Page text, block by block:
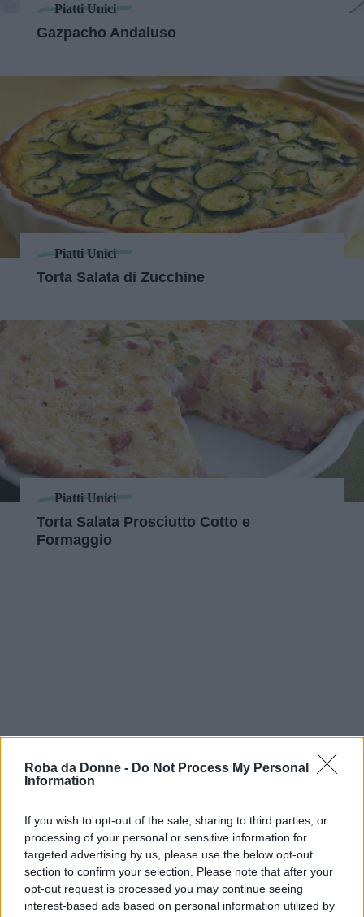
Roba da Donne - Do Not Process My Personal
Information
If you wish to opt-out of the sale, sharing to third parties, or
processing of your personal or sensitive information for
targeted advertising by us, please use the below opt-out
section to confirm your selection. Please note that after your
opt-out request is processed you may continue seeing
interest-based ads based on personal information utilized by
Piatti Unici
Gazpacho Andaluso
Piatti Unici
Torta Salata di Zucchine
Piatti Unici
Torta Salata Prosciutto Cotto e
Formaggio